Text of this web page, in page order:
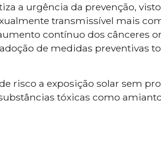
a urgência da prevenção,
transmissível mais
contínuo dos cânceres
de medidas preventivas
risco a exposição solar sem
tóxicas como